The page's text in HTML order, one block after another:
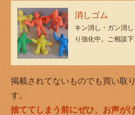
消しゴム
キン消し・ガン消
り強化中。ご相談
掲載されてないものでも買い取
す。
捨ててしまう前にぜひ、お声が